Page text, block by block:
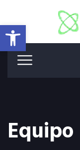
Abrir barra
Equipo